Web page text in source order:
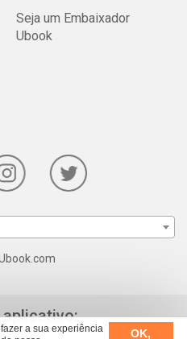
a sua experiência
OK,
Seja um Embaixador
Ubook